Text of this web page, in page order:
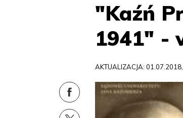
"Kaźń
1941" -
AKTUALIZACJA: